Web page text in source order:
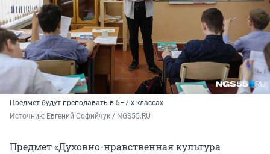
Предмет будут преподавать в 5–7-х классах
Источник: Евгений Софийчук / NGS55.RU
Предмет «Духовно-нравственная культура